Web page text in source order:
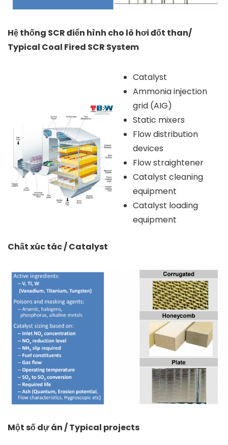
Hệ thống SCR điển hình cho lò hơi đốt than/
Typical Coal Fired SCR System
Catalyst
Ammonia injection
grid (AIG)
Static mixers
Flow distribution
devices
Flow straightener
Catalyst cleaning
equipment
Catalyst loading
equipment
Chất xúc tác / Catalyst
Một số dự án / Typical projects